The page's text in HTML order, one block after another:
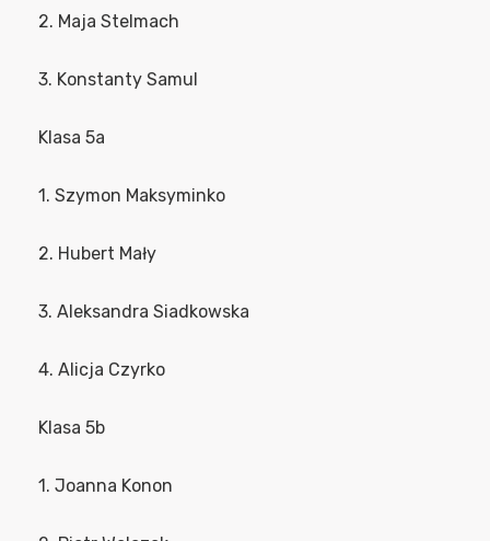
2. Maja Stelmach
3. Konstanty Samul
Klasa 5a
1. Szymon Maksyminko
2. Hubert Mały
3. Aleksandra Siadkowska
4. Alicja Czyrko
Klasa 5b
1. Joanna Konon